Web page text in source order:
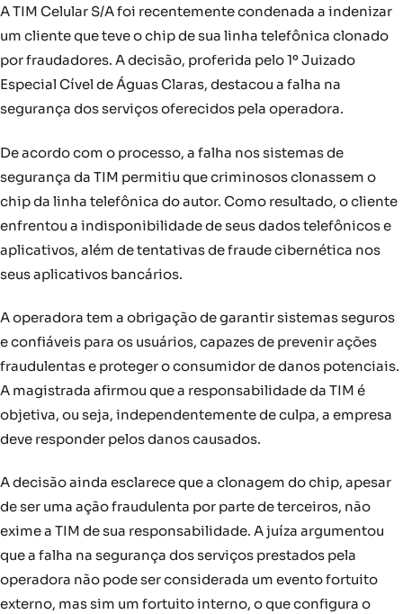
A TIM Celular S/A foi recentemente condenada a indenizar
um cliente que teve o chip de sua linha telefônica clonado
por fraudadores. A decisão, proferida pelo 1º Juizado
Especial Cível de Águas Claras, destacou a falha na
segurança dos serviços oferecidos pela operadora.
De acordo com o processo, a falha nos sistemas de
segurança da TIM permitiu que criminosos clonassem o
chip da linha telefônica do autor. Como resultado, o cliente
enfrentou a indisponibilidade de seus dados telefônicos e
aplicativos, além de tentativas de fraude cibernética nos
seus aplicativos bancários.
A operadora tem a obrigação de garantir sistemas seguros
e confiáveis para os usuários, capazes de prevenir ações
fraudulentas e proteger o consumidor de danos potenciais.
A magistrada afirmou que a responsabilidade da TIM é
objetiva, ou seja, independentemente de culpa, a empresa
deve responder pelos danos causados.
A decisão ainda esclarece que a clonagem do chip, apesar
de ser uma ação fraudulenta por parte de terceiros, não
exime a TIM de sua responsabilidade. A juíza argumentou
que a falha na segurança dos serviços prestados pela
operadora não pode ser considerada um evento fortuito
externo, mas sim um fortuito interno, o que configura o